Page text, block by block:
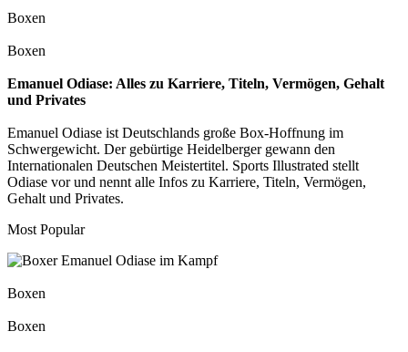
Boxen
Boxen
Emanuel Odiase: Alles zu Karriere, Titeln, Vermögen, Gehalt
und Privates
Emanuel Odiase ist Deutschlands große Box-Hoffnung im
Schwergewicht. Der gebürtige Heidelberger gewann den
Internationalen Deutschen Meistertitel. Sports Illustrated stellt
Odiase vor und nennt alle Infos zu Karriere, Titeln, Vermögen,
Gehalt und Privates.
Most Popular
Boxen
Boxen